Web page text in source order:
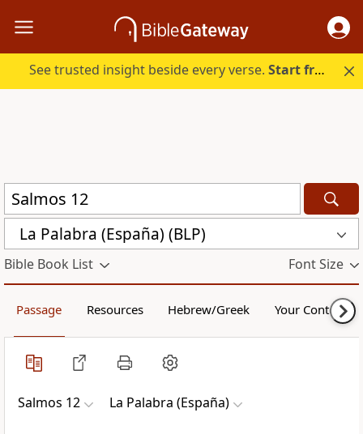
See trusted insight beside every verse.Start free.
La Palabra (España) (BLP)
Bible Book List Font Size
Passage Resources Hebrew/Greek Your Content
Salmos 12 La Palabra (España)